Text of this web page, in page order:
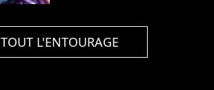
TOUT L'ENTOURAGE